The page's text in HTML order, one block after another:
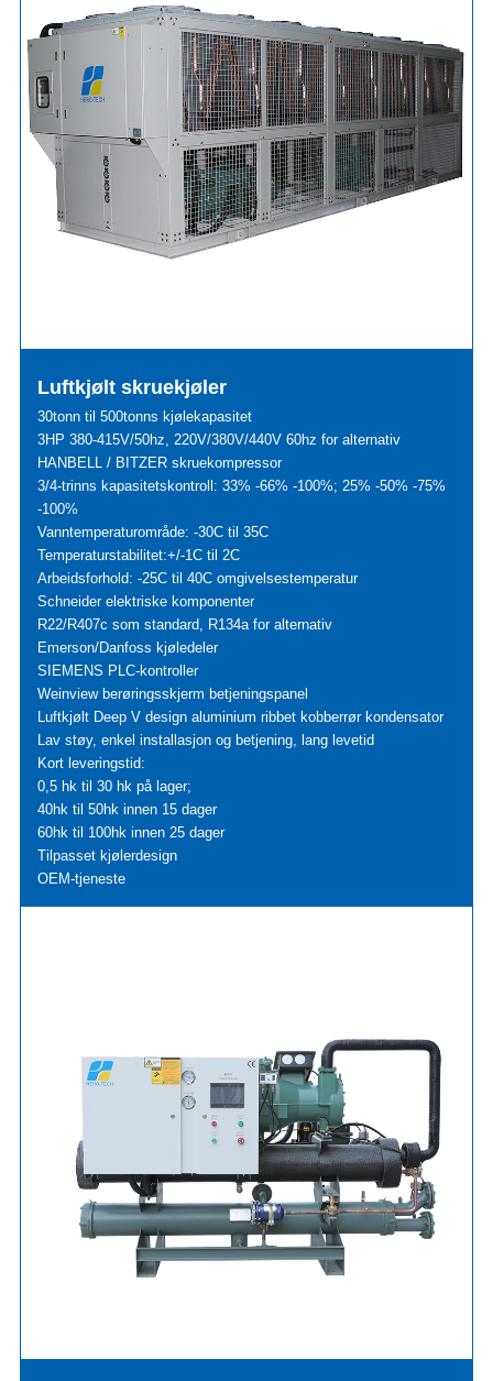
Luftkjølt skruekjøler
30tonn til 500tonns kjølekapasitet
3HP 380-415V/50hz, 220V/380V/440V 60hz for alternativ
HANBELL / BITZER skruekompressor
3/4-trinns kapasitetskontroll: 33% -66% -100%; 25% -50% -75%
-100%
Vanntemperaturområde: -30C til 35C
Temperaturstabilitet:+/-1C til 2C
Arbeidsforhold: -25C til 40C omgivelsestemperatur
Schneider elektriske komponenter
R22/R407c som standard, R134a for alternativ
Emerson/Danfoss kjøledeler
SIEMENS PLC-kontroller
Weinview berøringsskjerm betjeningspanel
Luftkjølt Deep V design aluminium ribbet kobberrør kondensator
Lav støy, enkel installasjon og betjening, lang levetid
Kort leveringstid:
0,5 hk til 30 hk på lager;
40hk til 50hk innen 15 dager
60hk til 100hk innen 25 dager
Tilpasset kjølerdesign
OEM-tjeneste